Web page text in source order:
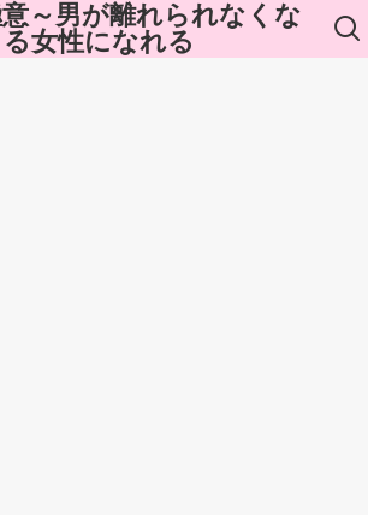
～男が離れられなくな
る女性になれる